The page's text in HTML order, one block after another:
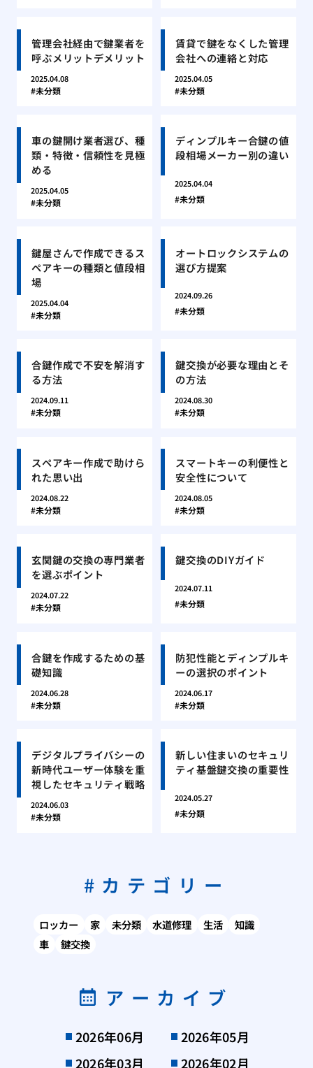
管理会社経由で鍵業者を
呼ぶメリットデメリット
2025.04.08
未分類
賃貸で鍵をなくした管理
会社への連絡と対応
2025.04.05
未分類
車の鍵開け業者選び、種
類・特徴・信頼性を見極
める
2025.04.05
未分類
ディンプルキー合鍵の値
段相場メーカー別の違い
2025.04.04
未分類
鍵屋さんで作成できるス
ペアキーの種類と値段相
場
2025.04.04
未分類
オートロックシステムの
選び方提案
2024.09.26
未分類
合鍵作成で不安を解消す
る方法
2024.09.11
未分類
鍵交換が必要な理由とそ
の方法
2024.08.30
未分類
スペアキー作成で助けら
れた思い出
2024.08.22
未分類
スマートキーの利便性と
安全性について
2024.08.05
未分類
玄関鍵の交換の専門業者
を選ぶポイント
2024.07.22
未分類
鍵交換のDIYガイド
2024.07.11
未分類
合鍵を作成するための基
礎知識
2024.06.28
未分類
防犯性能とディンプルキ
ーの選択のポイント
2024.06.17
未分類
デジタルプライバシーの
新時代ユーザー体験を重
視したセキュリティ戦略
2024.06.03
未分類
新しい住まいのセキュリ
ティ基盤鍵交換の重要性
2024.05.27
未分類
カテゴリー
ロッカー 家 未分類 水道修理 生活
知識
車
鍵交換
アーカイブ
2026年06月
2026年05月
2026年03月
2026年02月